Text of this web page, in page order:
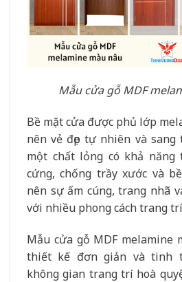
Mẫu cửa gỗ MDF
Bề mặt cửa được phủ lớp
nên vẻ đẹp tự nhiên và
một chất lỏng có khả
cứng, chống trầy xước và
nên sự ấm cúng, trang nhã
với nhiều phong cách trang
Mẫu cửa gỗ MDF melamine
thiết kế đơn giản và tinh
không gian trang trí hoà